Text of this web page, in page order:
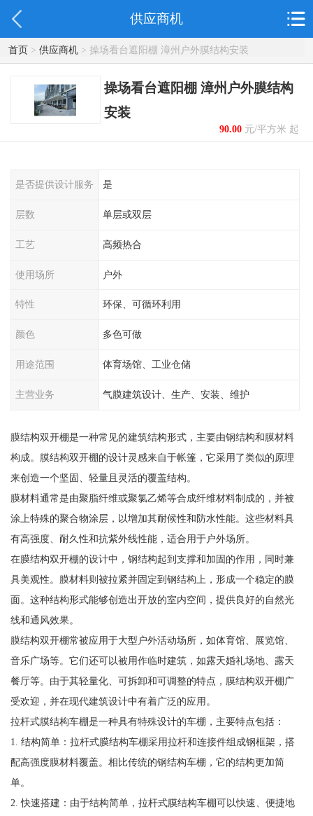
供应商机
首页> 供应商机> 操场看台遮阳棚 漳州户外膜结构安装
操场看台遮阳棚 漳州户外膜结构
安装
90.00元/平方米 起
是否提供设计服务 是
层数 单层或双层
工艺 高频热合
使用场所 户外
特性 环保、可循环利用
颜色 多色可做
用途范围 体育场馆、工业仓储
主营业务 气膜建筑设计、生产、安装、维护
膜结构双开棚是一种常见的建筑结构形式，主要由钢结构和膜材料
构成。膜结构双开棚的设计灵感来自于帐篷，它采用了类似的原理
来创造一个坚固、轻量且灵活的覆盖结构。
膜材料通常是由聚脂纤维或聚氯乙烯等合成纤维材料制成的，并被
涂上特殊的聚合物涂层，以增加其耐候性和防水性能。这些材料具
有高强度、耐久性和抗紫外线性能，适合用于户外场所。
在膜结构双开棚的设计中，钢结构起到支撑和加固的作用，同时兼
具美观性。膜材料则被拉紧并固定到钢结构上，形成一个稳定的膜
面。这种结构形式能够创造出开放的室内空间，提供良好的自然光
线和通风效果。
膜结构双开棚常被应用于大型户外活动场所，如体育馆、展览馆、
音乐广场等。它们还可以被用作临时建筑，如露天婚礼场地、露天
餐厅等。由于其轻量化、可拆卸和可调整的特点，膜结构双开棚广
受欢迎，并在现代建筑设计中有着广泛的应用。
拉杆式膜结构车棚是一种具有特殊设计的车棚，主要特点包括：
1. 结构简单：拉杆式膜结构车棚采用拉杆和连接件组成钢框架，搭
配高强度膜材料覆盖。相比传统的钢结构车棚，它的结构更加简
单。
2. 快速搭建：由于结构简单，拉杆式膜结构车棚可以快速、便捷地